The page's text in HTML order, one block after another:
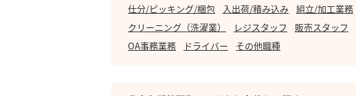
仕分/ピッキング/梱包 入出荷/積み込み 組立/加工業務
クリーニング（洗濯業）
レジスタッフ 販売スタッフ
OA事務業務
ドライバー その他職種